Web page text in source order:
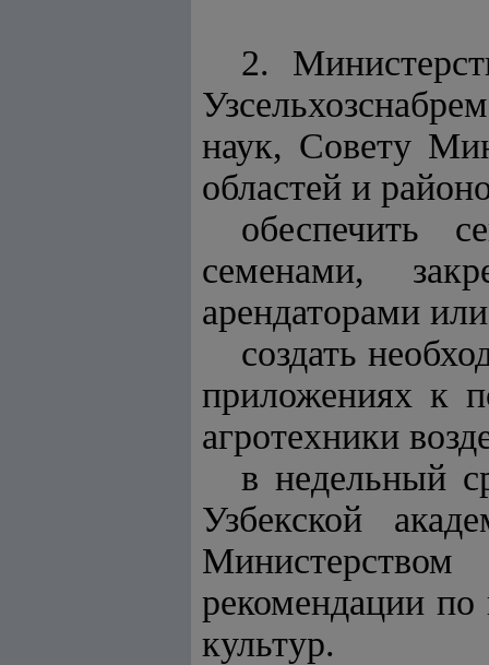
2.
наук, Совету
областей и
обеспечить
семенами,
арендаторами
создать
приложениях к
агротехники
в недельный
Узбекской
Министерством
рекомендации
культур.